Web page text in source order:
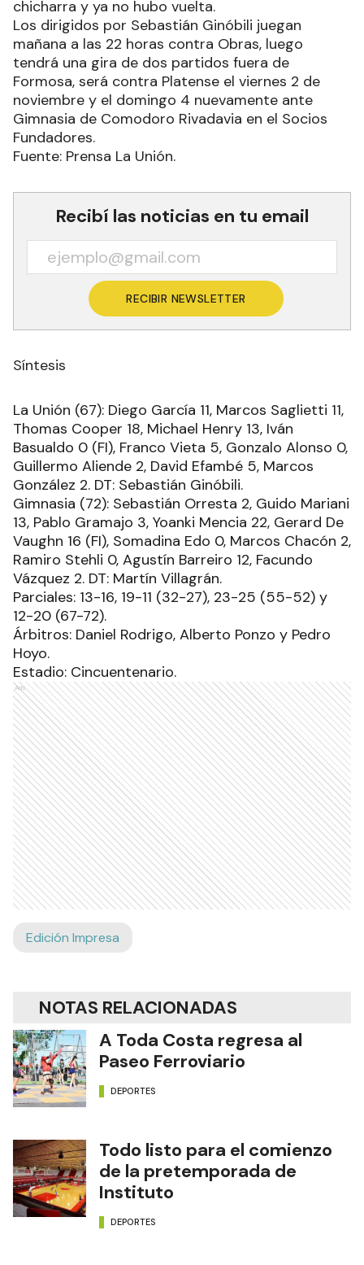
chicharra y ya no hubo vuelta.
Los dirigidos por Sebastián Ginóbili juegan
mañana a las 22 horas contra Obras, luego
tendrá una gira de dos partidos fuera de
Formosa, será contra Platense el viernes 2 de
noviembre y el domingo 4 nuevamente ante
Gimnasia de Comodoro Rivadavia en el Socios
Fundadores.
Fuente: Prensa La Unión.
Recibí las noticias en tu email
RECIBIR NEWSLETTER
Síntesis
La Unión (67): Diego García 11, Marcos Saglietti 11,
Thomas Cooper 18, Michael Henry 13, Iván
Basualdo 0 (FI), Franco Vieta 5, Gonzalo Alonso 0,
Guillermo Aliende 2, David Efambé 5, Marcos
González 2. DT: Sebastián Ginóbili.
Gimnasia (72): Sebastián Orresta 2, Guido Mariani
13, Pablo Gramajo 3, Yoanki Mencia 22, Gerard De
Vaughn 16 (FI), Somadina Edo 0, Marcos Chacón 2,
Ramiro Stehli 0, Agustín Barreiro 12, Facundo
Vázquez 2. DT: Martín Villagrán.
Parciales: 13-16, 19-11 (32-27), 23-25 (55-52) y
12-20 (67-72).
Árbitros: Daniel Rodrigo, Alberto Ponzo y Pedro
Hoyo.
Estadio: Cincuentenario.
Ads
Edición Impresa
NOTAS RELACIONADAS
A Toda Costa regresa al
Paseo Ferroviario
DEPORTES
Todo listo para el comienzo
de la pretemporada de
Instituto
DEPORTES